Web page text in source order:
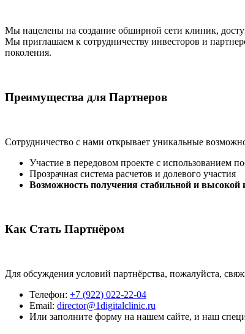
Мы нацелены на создание обширной сети клиник,
Мы приглашаем к сотрудничеству инвесторов и
поколения.
Преимущества для Партнеров
Сотрудничество с нами открывает уникальные
Участие в передовом проекте с использованием
Прозрачная система расчетов и долевого участия
Возможность получения стабильной и высокой
Как Стать Партнёром
Для обсуждения условий партнёрства, пожалуйста,
Телефон: +7 (922) 022-22-04
Email: director@1digitalclinic.ru
Или заполните форму на нашем сайте, и наш